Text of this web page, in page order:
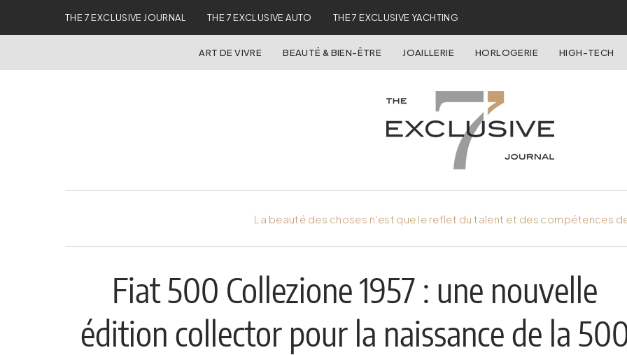
THE 7 EXCLUSIVE JOURNAL THE 7 EXCLUSIVE AUTO THE 7 EXCLUSIVE YACHTING
ART DE VIVRE BEAUTÉ & BIEN-ÊTRE JOAILLERIE HORLOGERIE HIGH-TECH
La beauté des choses n'est que le reflet du talent et des compétences
Fiat 500 Collezione 1957 : une nouvelle
édition collector pour la naissance de la